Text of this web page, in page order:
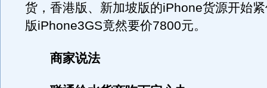
货，香港版、新加坡版的iPhone货源开始
版iPhone3GS竟然要价7800元。
商家说法